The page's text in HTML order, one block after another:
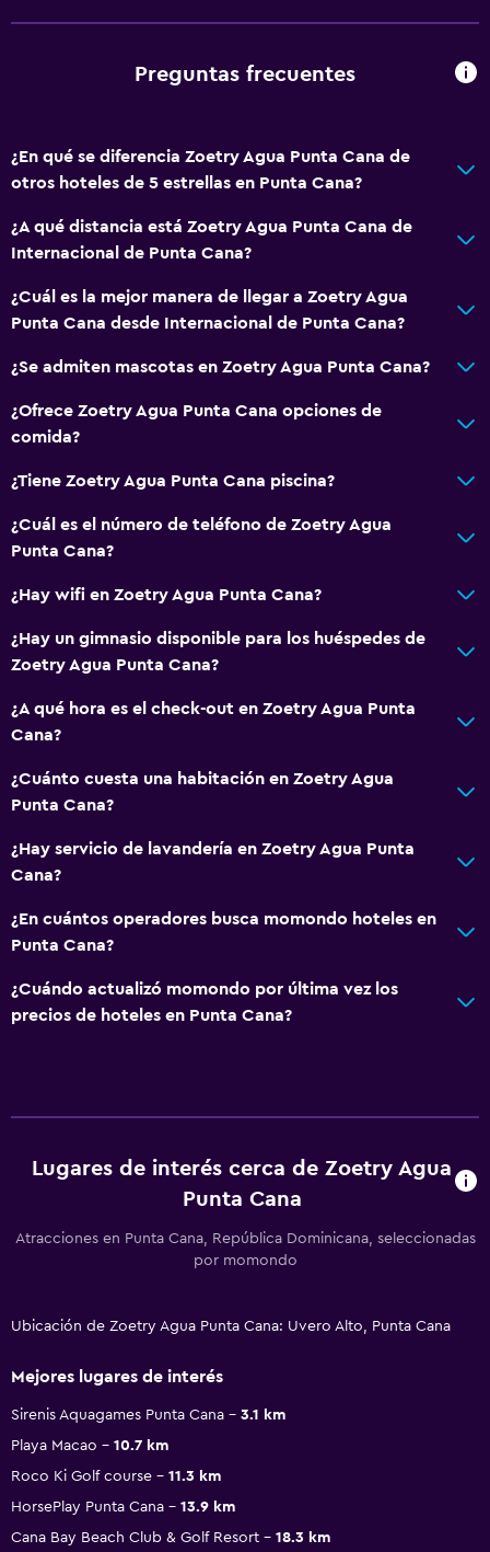
Preguntas frecuentes
¿En qué se diferencia Zoetry Agua Punta Cana de
otros hoteles de 5 estrellas en Punta Cana?
¿A qué distancia está Zoetry Agua Punta Cana de
Internacional de Punta Cana?
¿Cuál es la mejor manera de llegar a Zoetry Agua
Punta Cana desde Internacional de Punta Cana?
¿Se admiten mascotas en Zoetry Agua Punta Cana?
¿Ofrece Zoetry Agua Punta Cana opciones de
comida?
¿Tiene Zoetry Agua Punta Cana piscina?
¿Cuál es el número de teléfono de Zoetry Agua
Punta Cana?
¿Hay wifi en Zoetry Agua Punta Cana?
¿Hay un gimnasio disponible para los huéspedes de
Zoetry Agua Punta Cana?
¿A qué hora es el check-out en Zoetry Agua Punta
Cana?
¿Cuánto cuesta una habitación en Zoetry Agua
Punta Cana?
¿Hay servicio de lavandería en Zoetry Agua Punta
Cana?
¿En cuántos operadores busca momondo hoteles en
Punta Cana?
¿Cuándo actualizó momondo por última vez los
precios de hoteles en Punta Cana?
Lugares de interés cerca de Zoetry Agua
Punta Cana
Atracciones en Punta Cana, República Dominicana, seleccionadas
por momondo
Ubicación de Zoetry Agua Punta Cana: Uvero Alto, Punta Cana
Mejores lugares de interés
Sirenis Aquagames Punta Cana
3.1 km
Playa Macao
10.7 km
Roco Ki Golf course
11.3 km
HorsePlay Punta Cana
13.9 km
Cana Bay Beach Club & Golf Resort
18.3 km